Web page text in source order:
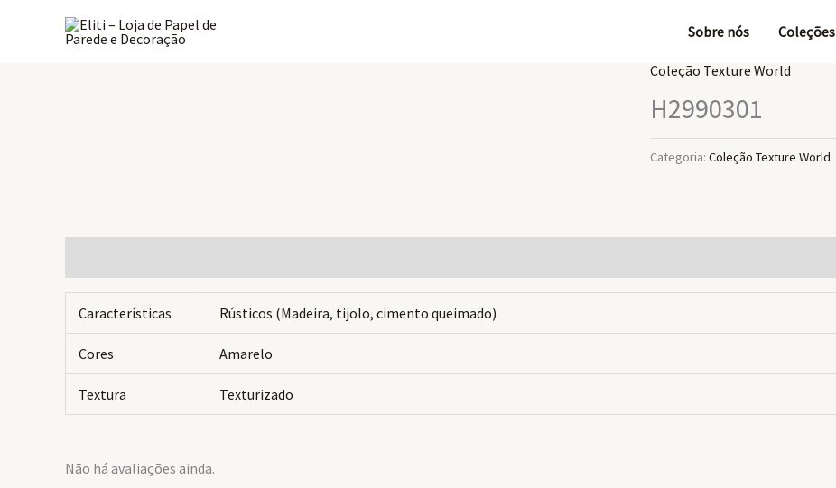
Sobre nós Coleções
Coleção Texture World
H2990301
Categoria: Coleção Texture World
Características Rústicos (Madeira, tijolo, cimento queimado)
Cores Amarelo
Textura Texturizado
Não há avaliações ainda.